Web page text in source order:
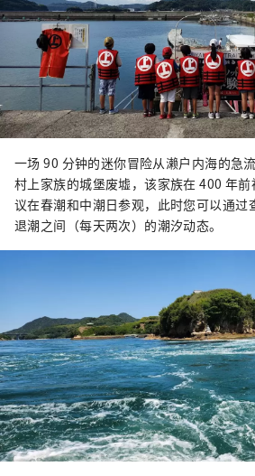
一场 90 分钟的迷你冒险从濑户内海的急
村上家族的城堡废墟，该家族在 400 年
议在春潮和中潮日参观，此时您可以通过
退潮之间（每天两次）的潮汐动态。